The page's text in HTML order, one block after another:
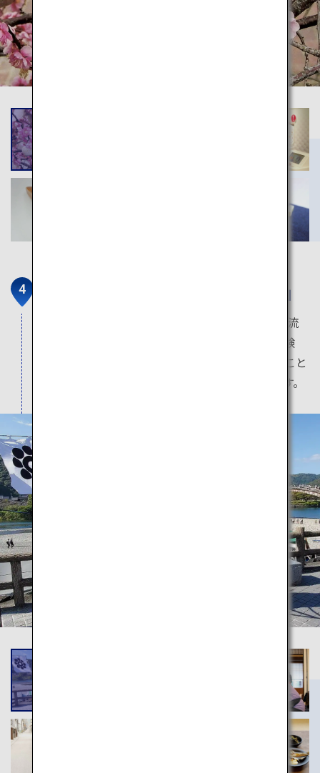
岩国市観光交流所「本家松がね」
1850年頃に建てられた商家を再利用した観光交流
施設。サムライに変身することができる甲冑体験
や、地酒・岩国寿司などの特産品を一口味わうこと
ができる試食・試飲スペース（有料）があります。